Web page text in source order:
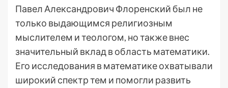
Павел Александрович Флоренский был не
только выдающимся религиозным
мыслителем и теологом, но также внес
значительный вклад в область математики.
Его исследования в математике охватывали
широкий спектр тем и помогли развить